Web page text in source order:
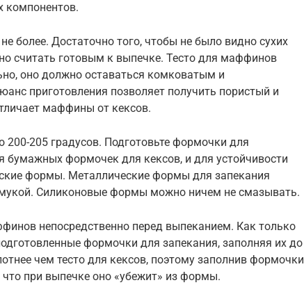
компонентов.
более. Достаточно того, чтобы не было видно сухих
считать готовым к выпечке. Тесто для маффинов
оно должно оставаться комковатым и
приготовления позволяет получить пористый и
маффины от кексов.
200-205 градусов. Подготовьте формочки для
формочек для кексов, и для устойчивости
формы. Металлические формы для запекания
Силиконовые формы можно ничем не смазывать.
непосредственно перед выпеканием. Как только
формочки для запекания, заполняя их до
чем тесто для кексов, поэтому заполнив формочки
при выпечке оно «убежит» из формы.